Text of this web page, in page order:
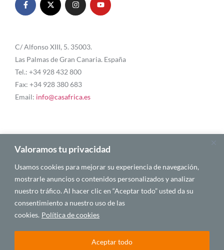
Valoramos tu privacidad
Usamos cookies para mejorar su experiencia de navegación,
mostrarle anuncios o contenidos personalizados y analizar
nuestro tráfico. Al hacer clic en “Aceptar todo” usted da su
consentimiento a nuestro uso de las
cookies. Política de cookies
Aceptar todo
C/ Alfonso XIII, 5. 35003.
Las Palmas de Gran Canaria. España
Tel.: +34 928 432 800
Fax: +34 928 380 683
Email: info@casafrica.es
Blog
Quiénes somos
Autores
Español